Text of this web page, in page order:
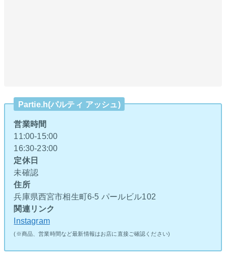
Partie.h(パルティ アッシュ)
営業時間
11:00-15:00
16:30-23:00
定休日
未確認
住所
兵庫県西宮市相生町6-5 パールビル102
関連リンク
Instagram
(※商品、営業時間など最新情報はお店に直接ご確認ください)